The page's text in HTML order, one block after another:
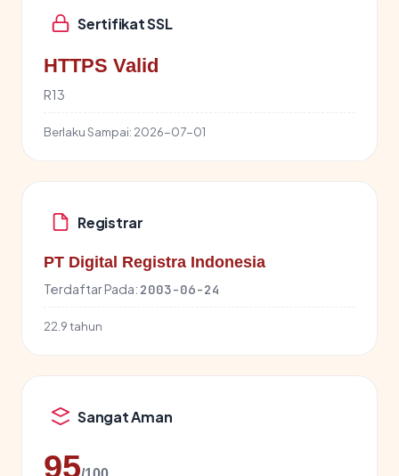
Sertifikat SSL
HTTPS Valid
R13
Berlaku Sampai: 2026-07-01
Registrar
PT Digital Registra Indonesia
Terdaftar Pada: 2003-06-24
22.9 tahun
Sangat Aman
95